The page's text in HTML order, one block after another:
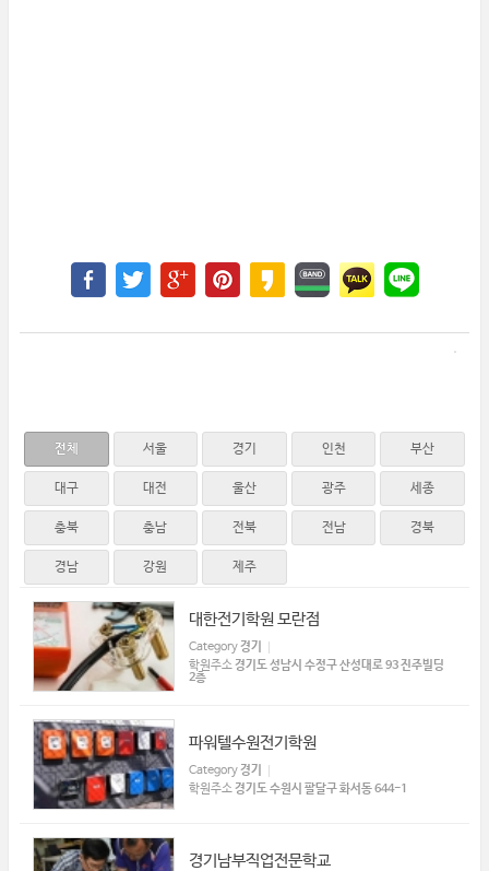
전체 서울 경기 인천 부산
대구 대전 울산 광주 세종
충북 충남 전북 전남 경북
경남 강원 제주
대한전기학원 모란점
Category경기
학원주소경기도 성남시 수정구 산성대로 93 진주빌딩
2층
파워텔수원전기학원
Category경기
학원주소경기도 수원시 팔달구 화서동 644-1
경기남부직업전문학교